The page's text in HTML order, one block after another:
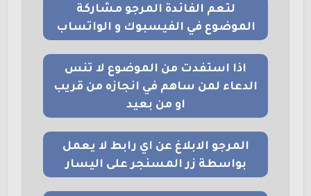
الموضوع في الفيسبوك و الواتساب
اذا استفدت من الموضوع لا تنس
الدعاء لمن ساهم في انجازه من قريب
او من بعيد
المرجو الابلاغ عن اي رابط لا يعمل
بواسطة زر المسنجر على اليسار